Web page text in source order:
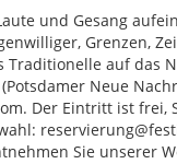
und Gesang
Grenzen,
Traditionelle auf das
Neue
Der Eintritt ist frei,
Sie unserer